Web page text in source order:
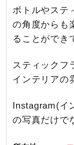
ボトルやステ
の角度からも
ることができ
スティックフ
インテリアの
Instagram(イ
の写真だけで